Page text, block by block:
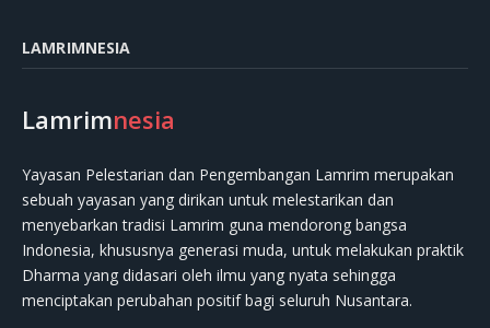
LAMRIMNESIA
Lamrimnesia
Yayasan Pelestarian dan Pengembangan Lamrim merupakan
sebuah yayasan yang dirikan untuk melestarikan dan
menyebarkan tradisi Lamrim guna mendorong bangsa
Indonesia, khususnya generasi muda, untuk melakukan praktik
Dharma yang didasari oleh ilmu yang nyata sehingga
menciptakan perubahan positif bagi seluruh Nusantara.